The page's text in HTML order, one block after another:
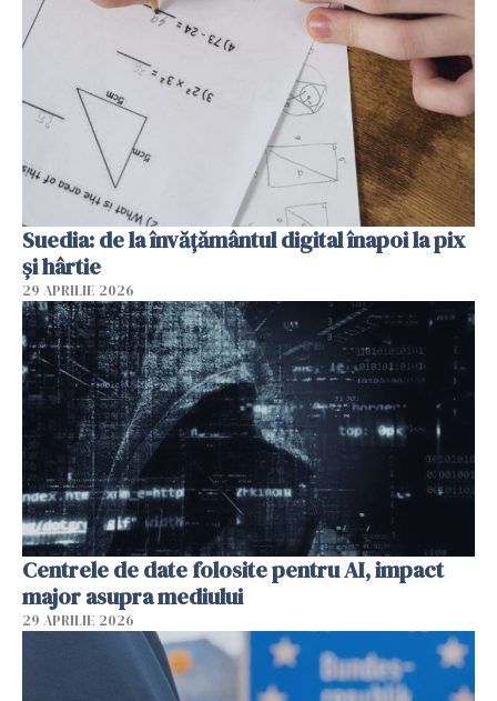
Suedia: de la învățământul digital înapoi la pix
și hârtie
29 APRILIE 2026
Centrele de date folosite pentru AI, impact
major asupra mediului
29 APRILIE 2026